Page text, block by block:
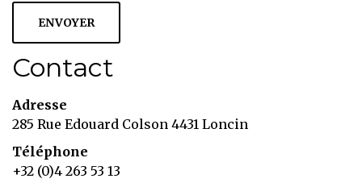
Contact
Adresse
285 Rue Edouard Colson 4431 Loncin
Téléphone
+32 (0)4 263 53 13